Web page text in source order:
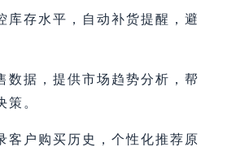
库存水平，自动补货提醒，避
数据，提供市场趋势分析，帮
策。
客户购买历史，个性化推荐原